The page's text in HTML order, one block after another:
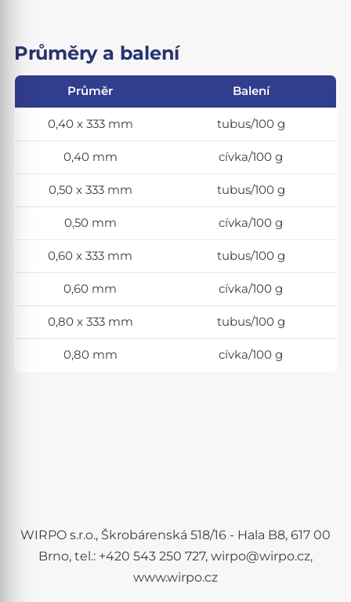
Průměry a balení
Průměr Balení
0,40 x 333 mm tubus/100 g
0,40 mm cívka/100 g
0,50 x 333 mm tubus/100 g
0,50 mm cívka/100 g
0,60 x 333 mm tubus/100 g
0,60 mm cívka/100 g
0,80 x 333 mm tubus/100 g
0,80 mm cívka/100 g
WIRPO s.r.o., Škrobárenská 518/16 - Hala B8, 617 00
Brno, tel.: +420 543 250 727, wirpo@wirpo.cz,
www.wirpo.cz